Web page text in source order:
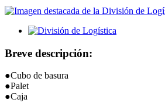
Breve descripción:
●Cubo de basura
●Palet
●Caja